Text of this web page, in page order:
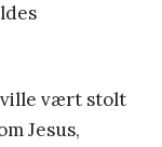
ville vært stolt
Jesus,